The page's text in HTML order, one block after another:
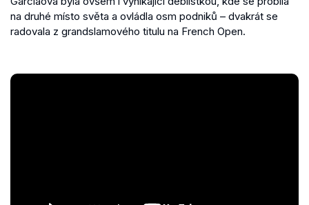
na druhé místo světa a ovládla osm podniků – dvakrát se
radovala z grandslamového titulu na French Open.